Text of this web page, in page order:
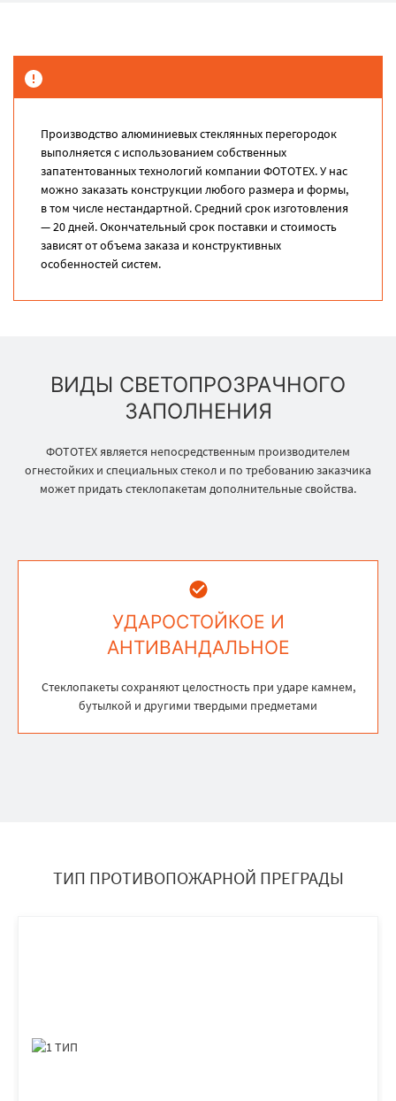
Производство алюминиевых стеклянных перегородок
выполняется с использованием собственных
запатентованных технологий компании ФОТОТЕХ. У нас
можно заказать конструкции любого размера и формы,
в том числе нестандартной. Средний срок изготовления
— 20 дней. Окончательный срок поставки и стоимость
зависят от объема заказа и конструктивных
особенностей систем.
ВИДЫ СВЕТОПРОЗРАЧНОГО
ЗАПОЛНЕНИЯ
ФОТОТЕХ является непосредственным производителем
огнестойких и специальных стекол и по требованию заказчика
может придать стеклопакетам дополнительные свойства.
УДАРОСТОЙКОЕ И
АНТИВАНДАЛЬНОЕ
Стеклопакеты сохраняют целостность при ударе камнем,
бутылкой и другими твердыми предметами
ТИП ПРОТИВОПОЖАРНОЙ ПРЕГРАДЫ